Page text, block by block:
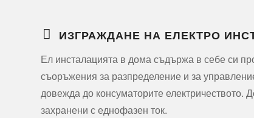
ИЗГРАЖДАНЕ НА ЕЛЕКТРО
Ел инсталацията в дома съдържа в себе си
съоръжения за разпределение и за
довежда до консуматорите електричеството.
захранени с еднофазен ток.